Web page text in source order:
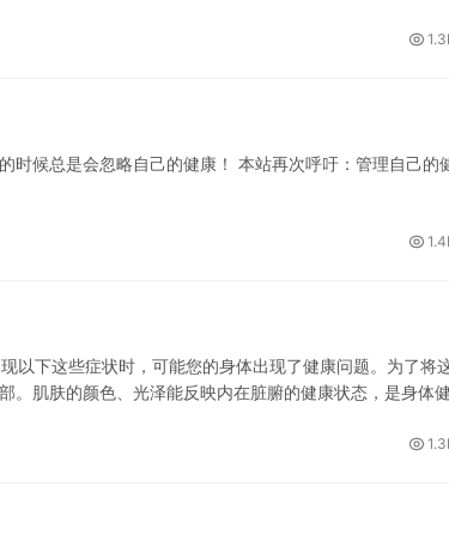
时候总是会忽略自己的健康！ 本站再次呼吁：管理自己的
下这些症状时，可能您的身体出现了健康问题。为了将
。肌肤的颜色、光泽能反映内在脏腑的健康状态，是身体